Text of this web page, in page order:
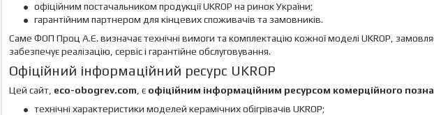
офіційним постачальником продукції UKROP на ринок України;
гарантійним партнером для кінцевих споживачів та замовників.
Саме ФОП Проц А.Є. визначає технічні вимоги та комплектацію кожної моделі UKROP,
забезпечує реалізацію, сервіс і гарантійне обслуговування.
Офіційний інформаційний ресурс UKROP
Цей сайт, eco-obogrev.com , є офіційним інформаційним ресурсом комерційного
технічні характеристики моделей керамічних обігрівачів UKROP;